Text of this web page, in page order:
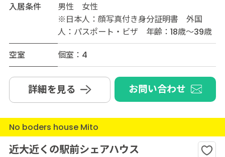
入居条件
男性 女性
※日本人：顔写真付き身分証明書 外国
人：パスポート・ビザ 年齢：18歳～39歳
空室
個室：4
詳細を見る お問い合わせ
No boders house Mito
近大近くの駅前シェアハウス